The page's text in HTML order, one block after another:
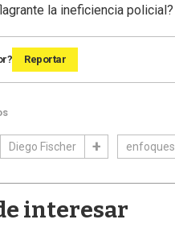
la ineficiencia policial?
Reportar
Diego Fischer enfoques
interesar